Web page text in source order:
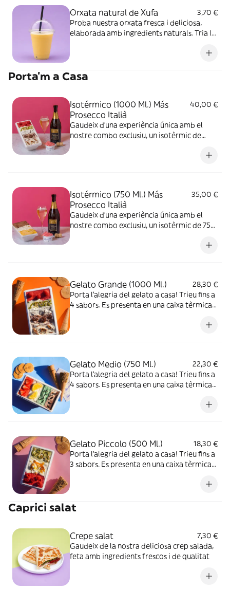
Orxata natural de Xufa
3,70 €
Proba nuestra orxata fresca i deliciosa,
elaborada amb ingredients naturals. Tria la
Porta'm a Casa
Isotérmico (1000 Ml.) Más
Prosecco Italià
40,00 €
Gaudeix d’una experiència única amb el
nostre combo exclusiu, un isotèrmic de
Isotérmico (750 Ml.) Más
Prosecco Italià
35,00 €
Gaudeix d’una experiència única amb el
nostre combo exclusiu, un isotèrmic de 750
Gelato Grande (1000 Ml.)
28,30 €
Porta l'alegria del gelato a casa! Trieu fins a
4 sabors. Es presenta en una caixa tèrmica
Gelato Medio (750 Ml.)
22,30 €
Porta l'alegria del gelato a casa! Trieu fins a
4 sabors. Es presenta en una caixa tèrmica
Gelato Piccolo (500 Ml.)
18,30 €
Porta l'alegria del gelato a casa! Trieu fins a
3 sabors. Es presenta en una caixa tèrmica
Caprici salat
Crepe salat
7,30 €
Gaudeix de la nostra deliciosa crep salada,
feta amb ingredients frescos i de qualitat